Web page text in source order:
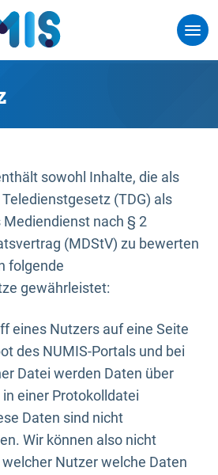
sowohl Inhalte, die als
(TDG) als
Mediendienst nach § 2
(MDStV) zu bewerten
folgende
gewährleistet:
eines Nutzers auf eine Seite
des NUMIS-Portals und bei
Datei werden Daten über
einer Protokolldatei
Daten sind nicht
Wir können also nicht
Nutzer welche Daten